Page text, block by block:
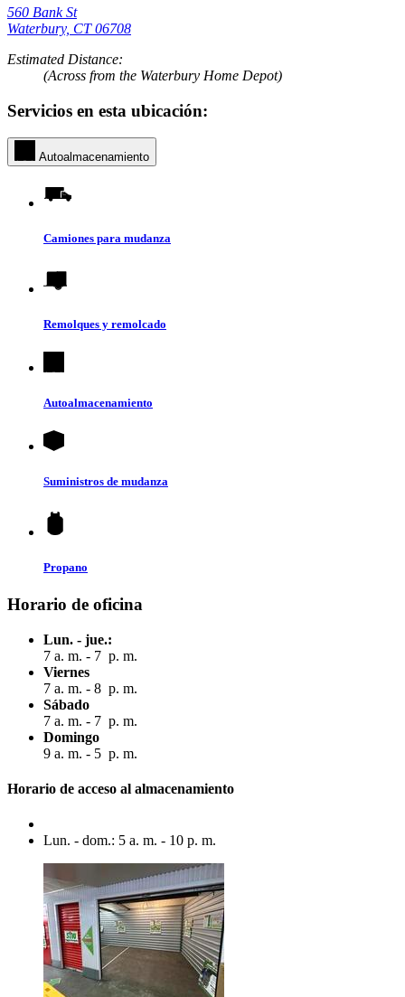
560 Bank St
Waterbury, CT 06708
Estimated Distance:
(Across from the Waterbury Home Depot)
Servicios en esta ubicación:
Autoalmacenamiento
Camiones para mudanza
Remolques y remolcado
Autoalmacenamiento
Suministros de mudanza
Propano
Horario de oficina
Lun. - jue.:
7 a. m. - 7 p. m.
Viernes
7 a. m. - 8 p. m.
Sábado
7 a. m. - 7 p. m.
Domingo
9 a. m. - 5 p. m.
Horario de acceso al almacenamiento
Lun. - dom.: 5 a. m. - 10 p. m.